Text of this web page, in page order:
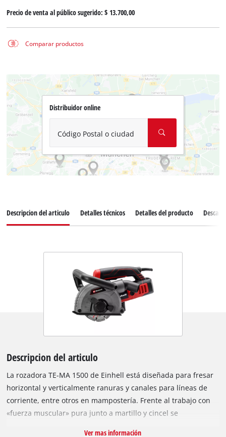
Precio de venta al público sugerido:$ 13.700,00
Comparar productos
Distribuidor online
Código Postal o ciudad
Descripcion del articulo Detalles técnicos Detalles del producto
Descripcion del articulo
La rozadora TE-MA 1500 de Einhell está diseñada para fresar
horizontal y verticalmente ranuras y canales para líneas de
corriente, entre otros en mampostería. Frente al trabajo con
«fuerza muscular» pura junto a martillo y cincel se
Ver mas información